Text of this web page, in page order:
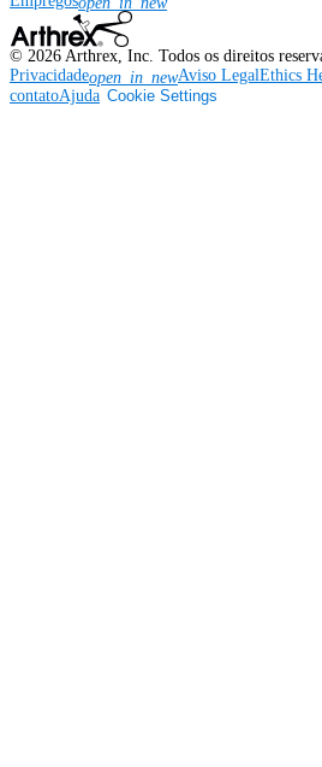
© 2026 Arthrex, Inc. Todos os direitos
Privacidadeopen_in_newAviso LegalEthics
contatoAjuda Cookie Settings